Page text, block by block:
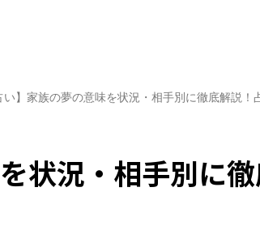
い】家族の夢の意味を状況・相手別に徹底解説！
状況・相手別に